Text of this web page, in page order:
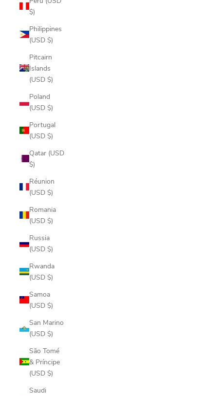
$)
Philippines
(USD $)
Pitcairn
Islands
(USD $)
Poland
(USD $)
Portugal
(USD $)
Qatar (USD
$)
Réunion
(USD $)
Romania
(USD $)
Russia
(USD $)
Rwanda
(USD $)
Samoa
(USD $)
San Marino
(USD $)
São Tomé
& Príncipe
(USD $)
Saudi